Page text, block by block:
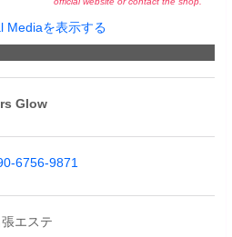
Mediaを表示する
Glow
6756-9871
張エステ